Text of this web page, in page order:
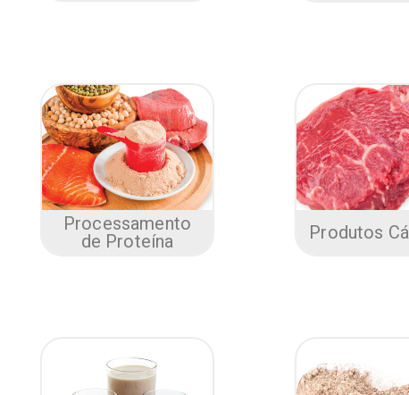
Processamento
de Proteína
Produtos